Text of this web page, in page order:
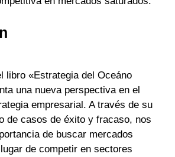
libro «Estrategia del Oceáno
una nueva perspectiva en el
empresarial. A través de su
de casos de éxito y fracaso, nos
de buscar mercados
de competir en sectores